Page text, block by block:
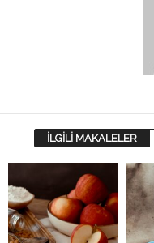
İLGİLİ MAKALELER